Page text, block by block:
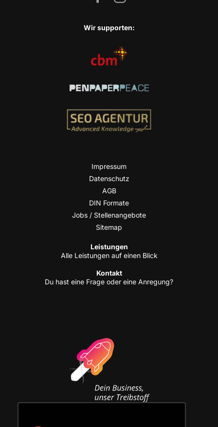
Wir sup­port­en:
Impres­sum
Daten­schutz
AGB
DIN For­ma­te
Jobs / Stellenangebote
Site­map
Leis­tun­gen
Alle Leis­tun­gen auf einen Blick
Kon­takt
Du hast eine Fra­ge oder eine Anregung?